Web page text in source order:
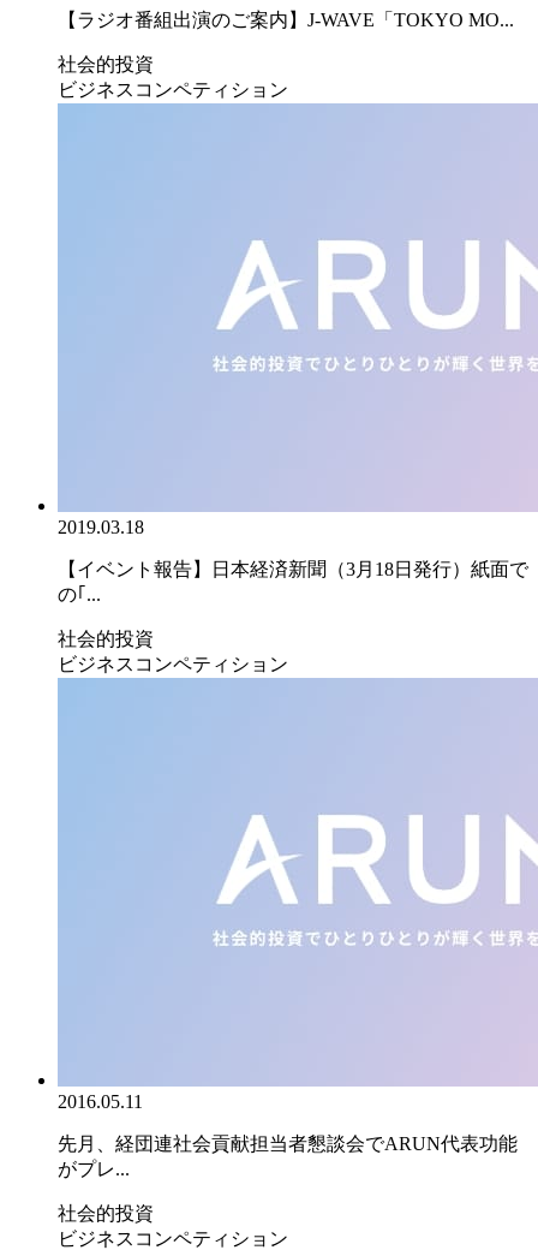
【ラジオ番組出演のご案内】J-WAVE「TOKYO MO...
社会的投資
ビジネスコンペティション
2019.03.18
【イベント報告】日本経済新聞（3月18日発行）紙面で
の｢...
社会的投資
ビジネスコンペティション
2016.05.11
先月、経団連社会貢献担当者懇談会でARUN代表功能
がプレ...
社会的投資
ビジネスコンペティション